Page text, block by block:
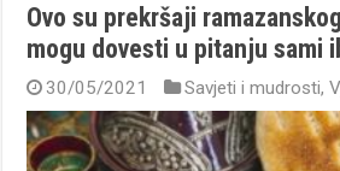
Ovo su prekršaji
mogu dovesti u pitanju sami
30/05/2021 Savjeti i mudrosti,